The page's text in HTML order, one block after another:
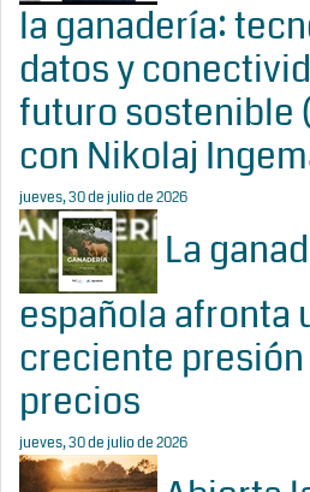
la ganadería:
datos y
futuro sostenible
con Nikolaj
jueves, 30 de julio de 2026
La
española afronta
creciente
precios
jueves, 30 de julio de 2026